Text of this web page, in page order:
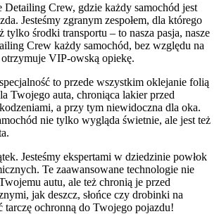
Crew, gdzie każdy samochód jest
Jesteśmy zgranym zespołem, dla którego
tylko środki transportu – to nasza pasja, nasze
Crew każdy samochód, bez względu na
VIP-owską opiekę.
to przede wszystkim oklejanie folią
Twojego auta, chroniąca lakier przed
a przy tym niewidoczna dla oka.
nie tylko wygląda świetnie, ale jest też
Jesteśmy ekspertami w dziedzinie powłok
Te zaawansowane technologie nie
autu, ale też chronią je przed
jak deszcz, słońce czy drobinki na
tarczę ochronną do Twojego pojazdu!